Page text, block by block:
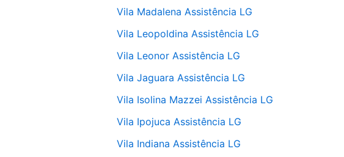
Vila Madalena Assistência LG
Vila Leopoldina Assistência LG
Vila Leonor Assistência LG
Vila Jaguara Assistência LG
Vila Isolina Mazzei Assistência LG
Vila Ipojuca Assistência LG
Vila Indiana Assistência LG